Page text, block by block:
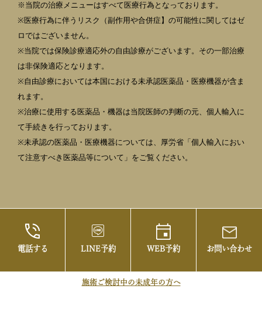
電話する LINE予約 WEB予約 お問い合わせ
施術ご検討中の未成年の方へ
※当院の治療メニューはすべて医療行為となっております。
※医療行為に伴うリスク（副作用や合併症】の可能性に関してはゼ
ロではございません。
※当院では保険診療適応外の自由診療がございます。その一部治療
は非保険適応となります。
※自由診療においては本国における未承認医薬品・医療機器が含ま
れます。
※治療に使用する医薬品・機器は当院医師の判断の元、個人輸入に
て手続きを行っております。
※未承認の医薬品・医療機器については、厚労省「個人輸入におい
て注意すべき医薬品等について」をご覧ください。
らお茶の水美容形成クリニック